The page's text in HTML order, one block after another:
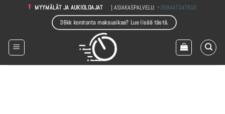
MYYMÄLÄT JA AUKIOLOAJAT | ASIAKASPALVELU:+358447247810
36kk korotonta maksuaikaa? Lue lisää tästä.